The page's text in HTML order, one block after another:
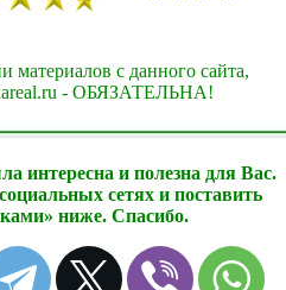
с данного сайта,
- ОБЯЗАТЕЛЬНА!
интересна и полезна для Вас.
сетях и поставить
ниже. Спасибо.